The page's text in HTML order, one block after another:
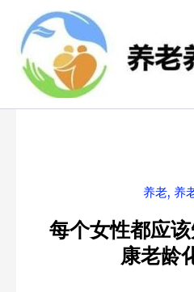
养老, 养
每个女性都应
康老龄